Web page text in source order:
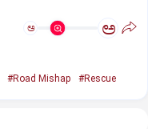
ಅ ಅ
#Road Mishap #Rescue